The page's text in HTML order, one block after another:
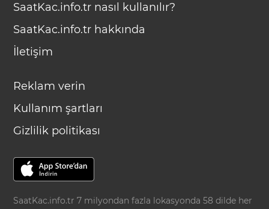
SaatKac.info.tr nasıl kullanılır?
SaatKac.info.tr hakkında
İletişim
Reklam verin
Kullanım şartları
Gizlilik politikası
SaatKac.info.tr 7 milyondan fazla lokasyonda 58 dilde her